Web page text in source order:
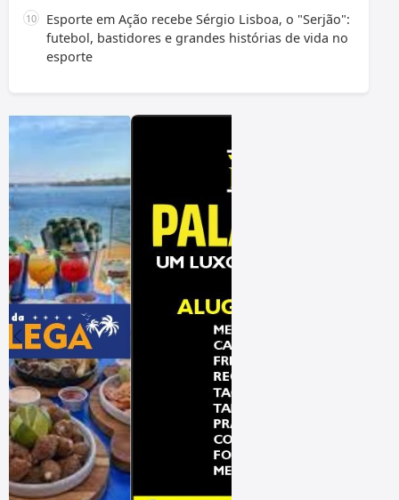
Esporte em Ação recebe Sérgio Lisboa, o "Serjão":
futebol, bastidores e grandes histórias de vida no
esporte